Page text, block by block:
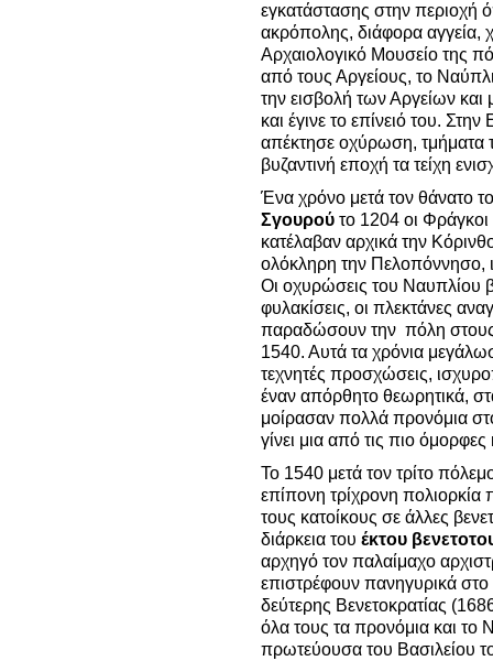
εγκατάστασης στην περιοχή
ακρόπολης, διάφορα αγγεία,
Αρχαιολογικό Μουσείο της
από τους Αργείους, το
την εισβολή των Αργείων
και έγινε το επίνειό του. Στην
απέκτησε οχύρωση, τμήματα
βυζαντινή εποχή τα τείχη
Ένα χρόνο μετά τον θάνατο
Σγουρού το 1204 οι
κατέλαβαν αρχικά την
ολόκληρη την Πελοπόννησο,
Οι οχυρώσεις του Ναυπλίου
φυλακίσεις, οι πλεκτάνες
παραδώσουν την πόλη
1540. Αυτά τα χρόνια
τεχνητές προσχώσεις,
έναν απόρθητο θεωρητικά,
μοίρασαν πολλά προνόμια
γίνει μια από τις πιο
Το 1540 μετά τον τρίτο
επίπονη τρίχρονη
τους κατοίκους σε άλλες
διάρκεια του έκτου
αρχηγό τον παλαίμαχο
επιστρέφουν πανηγυρικά
δεύτερης Βενετοκρατίας
όλα τους τα προνόμια και
πρωτεύουσα του Βασιλείου